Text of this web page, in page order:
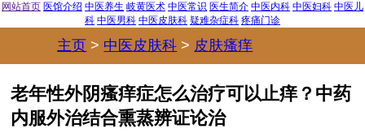
网站首页 医馆介绍 中医养生 岐黄医术 中医常识 医生简介 中医内科 中医妇科 中医儿
科 中医男科 中医皮肤科 疑难杂症科 疼痛门诊
主页 > 中医皮肤科 > 皮肤瘙痒
>
老年性外阴瘙痒症怎么治疗可以止痒？中药
内服外治结合熏蒸辨证论治